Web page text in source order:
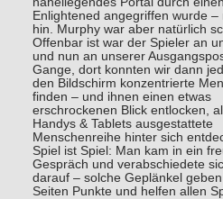
Enlightened angegriffen wurde –
hin. Murphy war aber natürlich
Offenbar ist war der Spieler an
und nun an unserer
Gange, dort konnten wir dann
den Bildschirm konzentrierte
finden – und ihnen einen etwas
erschrockenen Blick entlocken,
Handys & Tablets ausgestattete
Menschenreihe hinter sich
Spiel ist Spiel: Man kam in ein
Gespräch und verabschiedete
darauf – solche Geplänkel
Seiten Punkte und helfen allen